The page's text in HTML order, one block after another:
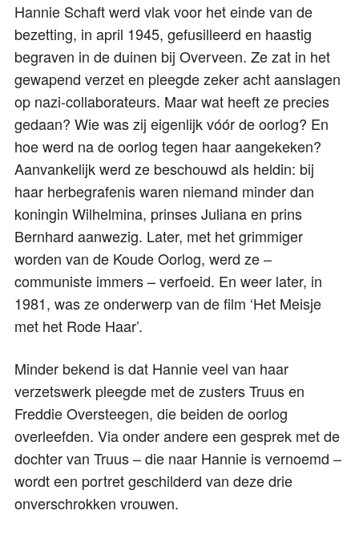
Hannie Schaft werd vlak voor het einde van de
bezetting, in april 1945, gefusilleerd en haastig
begraven in de duinen bij Overveen. Ze zat in het
gewapend verzet en pleegde zeker acht aanslagen
op nazi-collaborateurs. Maar wat heeft ze precies
gedaan? Wie was zij eigenlijk vóór de oorlog? En
hoe werd na de oorlog tegen haar aangekeken?
Aanvankelijk werd ze beschouwd als heldin: bij
haar herbegrafenis waren niemand minder dan
koningin Wilhelmina, prinses Juliana en prins
Bernhard aanwezig. Later, met het grimmiger
worden van de Koude Oorlog, werd ze –
communiste immers – verfoeid. En weer later, in
1981, was ze onderwerp van de film ‘Het Meisje
met het Rode Haar’.
Minder bekend is dat Hannie veel van haar
verzetswerk pleegde met de zusters Truus en
Freddie Oversteegen, die beiden de oorlog
overleefden. Via onder andere een gesprek met de
dochter van Truus – die naar Hannie is vernoemd –
wordt een portret geschilderd van deze drie
onverschrokken vrouwen.